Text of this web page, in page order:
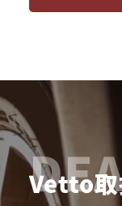
Vetto取